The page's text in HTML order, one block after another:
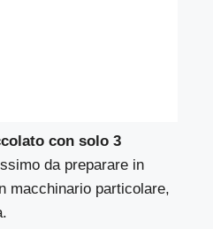
con solo 3
da preparare in
macchinario particolare,